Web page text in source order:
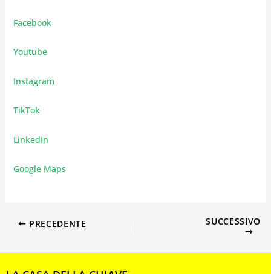
Facebook
Youtube
Instagram
TikTok
LinkedIn
Google Maps
PRECEDENTE SUCCESSIVO